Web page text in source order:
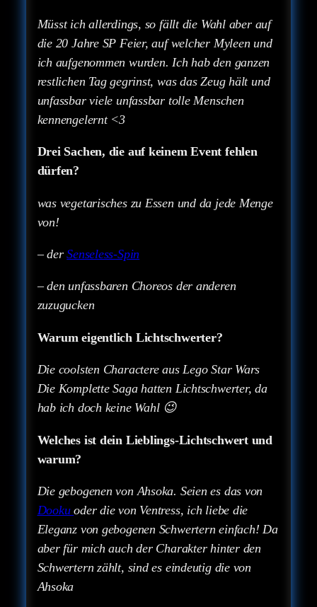
Müsst ich allerdings, so fällt die Wahl aber auf
die 20 Jahre SP Feier, auf welcher Myleen und
ich aufgenommen wurden. Ich hab den ganzen
restlichen Tag gegrinst, was das Zeug hält und
unfassbar viele unfassbar tolle Menschen
kennengelernt <3
Drei Sachen, die auf keinem Event fehlen
dürfen?
was vegetarisches zu Essen und da jede Menge
von!
– derSenseless-Spin
– den unfassbaren Choreos der anderen
zuzugucken
Warum eigentlich Lichtschwerter?
Die coolsten Charactere aus Lego Star Wars
Die Komplette Saga hatten Lichtschwerter, da
hab ich doch keine Wahl 😉
Welches ist dein Lieblings-Lichtschwert und
warum?
Die gebogenen von Ahsoka. Seien es das von
Dookuoder die von Ventress, ich liebe die
Eleganz von gebogenen Schwertern einfach! Da
aber für mich auch der Charakter hinter den
Schwertern zählt, sind es eindeutig die von
Ahsoka